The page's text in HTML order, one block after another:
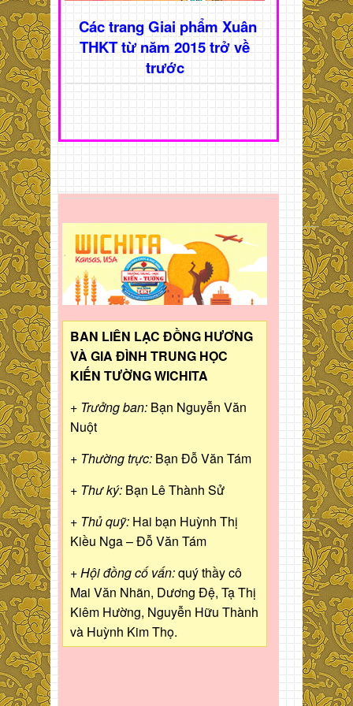
Các trang Giai phẩm Xuân
THKT từ năm 2015 trở về
trước
BAN LIÊN LẠC ĐỒNG HƯƠNG
VÀ GIA ĐÌNH TRUNG HỌC
KIẾN TƯỜNG WICHITA
+ Trưởng ban: Bạn Nguyễn Văn
Nuột
+ Thường trực: Bạn Đỗ Văn Tám
+ Thư ký: Bạn Lê Thành Sử
+ Thủ quỹ: Hai bạn Huỳnh Thị
Kiều Nga – Đỗ Văn Tám
+ Hội đồng cố vấn:quý thầy cô
Mai Văn Nhãn, Dương Đệ, Tạ Thị
Kiêm Hường, Nguyễn Hữu Thành
và Huỳnh Kim Thọ.